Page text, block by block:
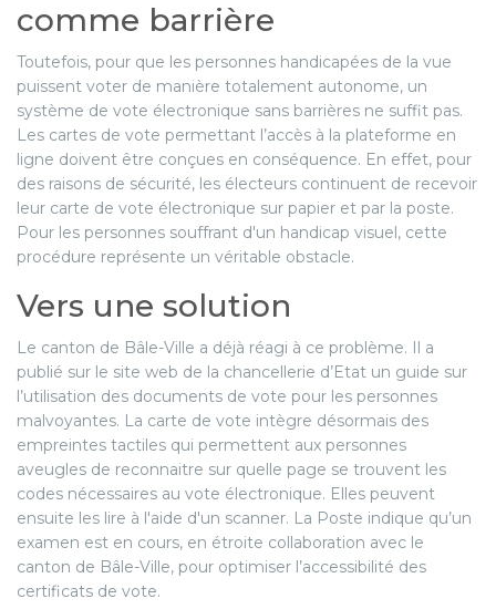
comme barrière
Toutefois, pour que les personnes handicapées de la vue
puissent voter de manière totalement autonome, un
système de vote électronique sans barrières ne suffit pas.
Les cartes de vote permettant l’accès à la plateforme en
ligne doivent être conçues en conséquence. En effet, pour
des raisons de sécurité, les électeurs continuent de recevoir
leur carte de vote électronique sur papier et par la poste.
Pour les personnes souffrant d'un handicap visuel, cette
procédure représente un véritable obstacle.
Vers une solution
Le canton de Bâle-Ville a déjà réagi à ce problème. Il a
publié sur le site web de la chancellerie d’Etat un guide sur
l’utilisation des documents de vote pour les personnes
malvoyantes. La carte de vote intègre désormais des
empreintes tactiles qui permettent aux personnes
aveugles de reconnaitre sur quelle page se trouvent les
codes nécessaires au vote électronique. Elles peuvent
ensuite les lire à l'aide d'un scanner. La Poste indique qu’un
examen est en cours, en étroite collaboration avec le
canton de Bâle-Ville, pour optimiser l’accessibilité des
certificats de vote.